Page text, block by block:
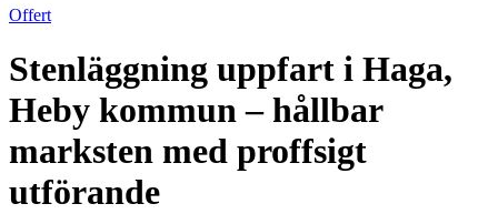
Offert
Stenläggning uppfart i Haga,
Heby kommun – hållbar
marksten med proffsigt
utförande